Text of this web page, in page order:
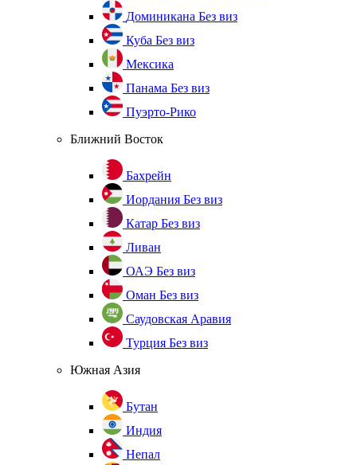
Доминикана Без виз
Куба Без виз
Мексика
Панама Без виз
Пуэрто-Рико
Ближний Восток
Бахрейн
Иордания Без виз
Катар Без виз
Ливан
ОАЭ Без виз
Оман Без виз
Саудовская Аравия
Турция Без виз
Южная Азия
Бутан
Индия
Непал